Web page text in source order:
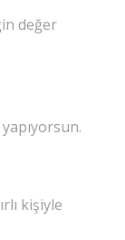
değer
kişiyle